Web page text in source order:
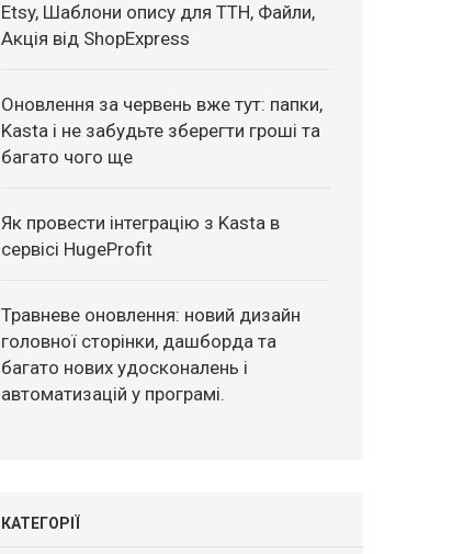
Etsy, Шаблони опису для ТТН, Файли,
Акція від ShopExpress
Оновлення за червень вже тут: папки,
Kasta і не забудьте зберегти гроші та
багато чого ще
Як провести інтеграцію з Kasta в
сервісі HugeProfit
Травневе оновлення: новий дизайн
головної сторінки, дашборда та
багато нових удосконалень і
автоматизацій у програмі.
КАТЕГОРІЇ